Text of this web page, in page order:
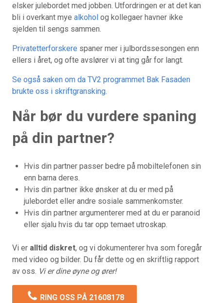
elsker julebordet med jobben. Utfordringen er at det kan
bli i overkant mye alkohol og kollegaer havner ikke
sjelden til sengs sammen.
Privatetterforskere spaner mer i julbordssesongen enn
ellers i året, og ofte avslører vi at ting går for langt.
Se også saken om da TV2 programmet Bak Fasaden
brukte oss i skriftgransking.
Når bør du vurdere spaning
på din partner?
Hvis din partner passer bedre på mobiltelefonen sin
enn barna deres.
Hvis din partner ikke ønsker at du er med på
julebordet eller andre sosiale sammenkomster.
Hvis din partner argumenterer med at du er paranoid
eller sjalu hvis du tar opp temaet utroskap.
Vi er alltid diskret, og vi dokumenterer hva som foregår
med video og bilder. Du får dette og en skriftlig rapport
av oss. Vi er dine øyne og ører!
RING OSS PÅ 21608178